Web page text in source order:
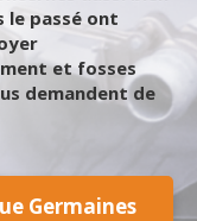
le passé ont
et fosses
demandent de
Germaines